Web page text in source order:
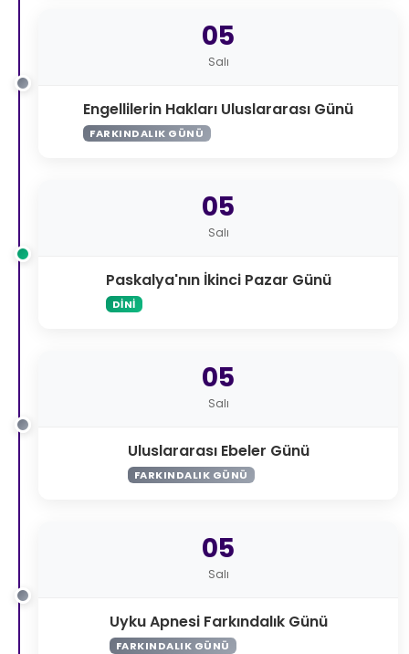
05
Salı
Engellilerin Hakları Uluslararası Günü
FARKINDALIK GÜNÜ
05
Salı
Paskalya'nın İkinci Pazar Günü
DINI
05
Salı
Uluslararası Ebeler Günü
FARKINDALIK GÜNÜ
05
Salı
Uyku Apnesi Farkındalık Günü
FARKINDALIK GÜNÜ